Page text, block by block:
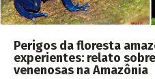
Perigos da floresta
experientes: relato
venenosas na Amazônia